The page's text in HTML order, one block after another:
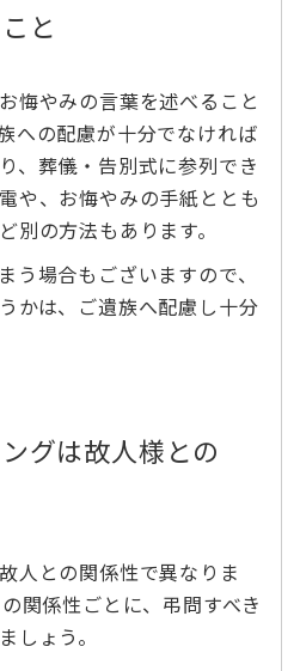
と
悔やみの言葉を述べること
への配慮が十分でなければ
、葬儀・告別式に参列でき
や、お悔やみの手紙ととも
別の方法もあります。
う場合もございますので、
かは、ご遺族へ配慮し十分
グは故人様との
人との関係性で異なりま
関係性ごとに、弔問すべき
しょう。